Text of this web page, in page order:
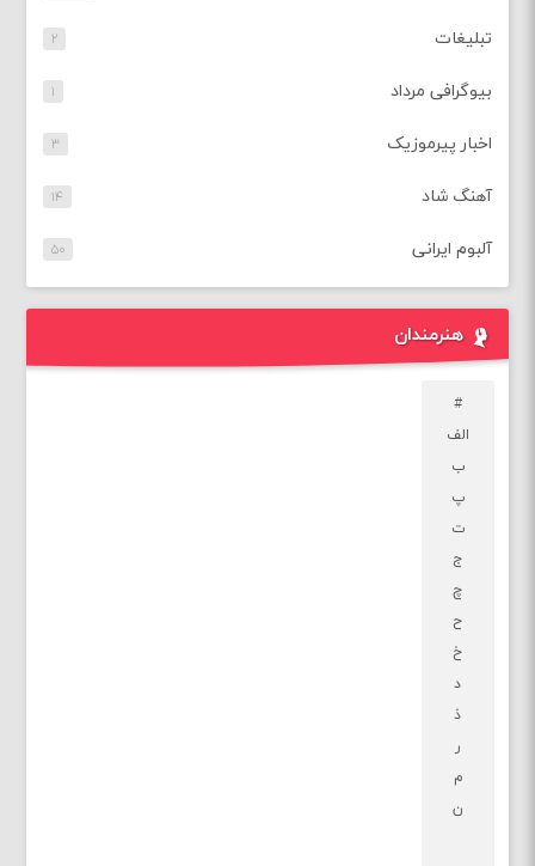
تبلیغات ۲
بیوگرافی مرداد ۱
اخبار پیرموزیک ۳
آهنگ شاد ۱۴
آلبوم ایرانی ۵۰
هنرمندان
#
الف
ب
پ
ت
ج
چ
ح
خ
د
ذ
ر
م
ن